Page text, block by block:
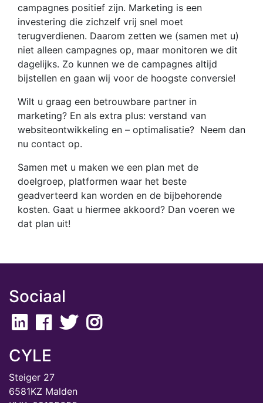
campagnes positief zijn. Marketing is een
investering die zichzelf vrij snel moet
terugverdienen. Daarom zetten we (samen met u)
niet alleen campagnes op, maar monitoren we dit
dagelijks. Zo kunnen we de campagnes altijd
bijstellen en gaan wij voor de hoogste conversie!
Wilt u graag een betrouwbare partner in
marketing? En als extra plus: verstand van
websiteontwikkeling en – optimalisatie? Neem dan
nu contact op.
Samen met u maken we een plan met de
doelgroep, platformen waar het beste
geadverteerd kan worden en de bijbehorende
kosten. Gaat u hiermee akkoord? Dan voeren we
dat plan uit!
Sociaal
CYLE
Steiger 27
6581KZ Malden